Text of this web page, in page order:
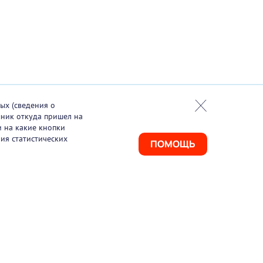
ПОМОЩЬ
(сведения о
откуда пришел на
на какие кнопки
статистических